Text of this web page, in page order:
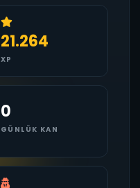
21.264
XP
0
GÜNLÜK KAN